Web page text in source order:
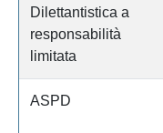
Dilettantistica a
responsabilità
limitata
ASPD